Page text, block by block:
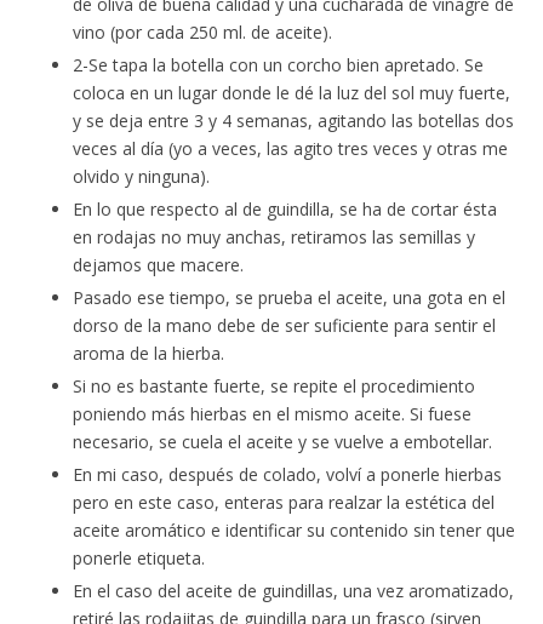
vino (por cada 250 ml. de aceite).
2-Se tapa la botella con un corcho bien apretado. Se
coloca en un lugar donde le dé la luz del sol muy fuerte,
y se deja entre 3 y 4 semanas, agitando las botellas dos
veces al día (yo a veces, las agito tres veces y otras me
olvido y ninguna).
En lo que respecto al de guindilla, se ha de cortar ésta
en rodajas no muy anchas, retiramos las semillas y
dejamos que macere.
Pasado ese tiempo, se prueba el aceite, una gota en el
dorso de la mano debe de ser suficiente para sentir el
aroma de la hierba.
Si no es bastante fuerte, se repite el procedimiento
poniendo más hierbas en el mismo aceite. Si fuese
necesario, se cuela el aceite y se vuelve a embotellar.
En mi caso, después de colado, volví a ponerle hierbas
pero en este caso, enteras para realzar la estética del
aceite aromático e identificar su contenido sin tener que
ponerle etiqueta.
En el caso del aceite de guindillas, una vez aromatizado,
retiré las rodajitas de guindilla para un frasco (sirven